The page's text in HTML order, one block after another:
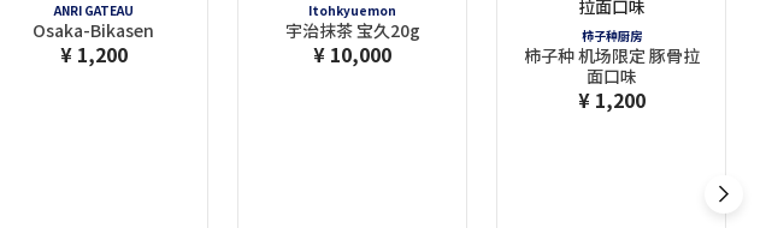
ANRI GATEAU
Osaka-Bikasen
¥ 1,200
Itohkyuemon
宇治抹茶 宝久20g
¥ 10,000
柿子种厨房
柿子种 机场限定 豚骨拉
面口味
¥ 1,200